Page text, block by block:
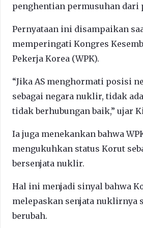
penghentian permusuhan dari
Pernyataan ini disampaikan
memperingati Kongres
Pekerja Korea (WPK).
“Jika AS menghormati posisi
sebagai negara nuklir, tidak
tidak berhubungan baik,” ujar
Ia juga menekankan bahwa
mengukuhkan status Korut
bersenjata nuklir.
Hal ini menjadi sinyal bahwa
melepaskan senjata nuklirnya
berubah.